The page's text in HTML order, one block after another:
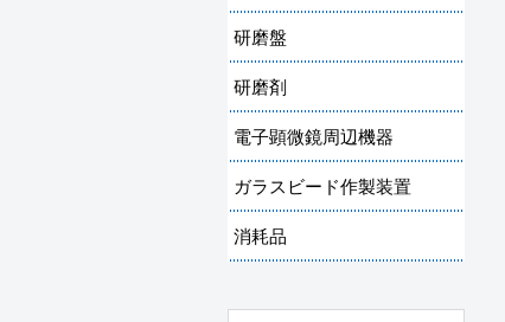
研磨盤
研磨剤
電子顕微鏡周辺機器
ガラスビード作製装置
消耗品